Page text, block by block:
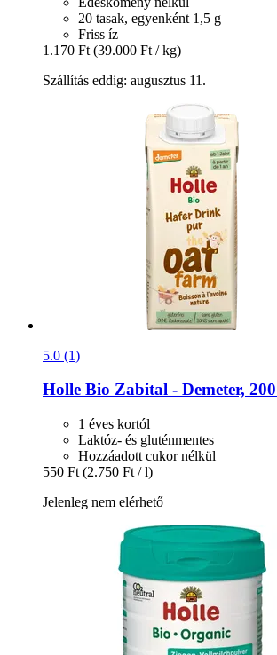
20 tasak, egyenként 1,5 g
Friss íz
1.170 Ft (39.000 Ft / kg)
Szállítás eddig: augusztus 11.
5.0 (1)
Holle Bio Zabital -​ Demeter,
1 éves kortól
Laktóz- és gluténmentes
Hozzáadott cukor nélkül
550 Ft (2.750 Ft / l)
Jelenleg nem elérhető